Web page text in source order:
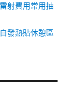
射費用常用抽
發熱貼休憩區